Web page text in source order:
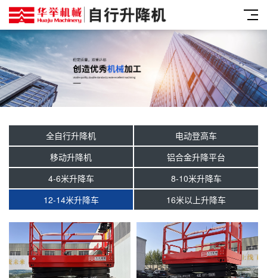
全自行升降机
电动登高车
移动升降机
铝合金升降平台
4-6米升降车
8-10米升降车
12-14米升降车
16米以上升降车